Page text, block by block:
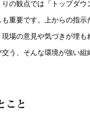
の観点では「トップダウ
も重要です。上からの指示
場の意見や気づきが埋も
う、そんな環境が強い組
こと